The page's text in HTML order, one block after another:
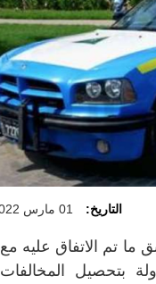
التاريخ: 01 مارس 2022
ما تم الاتفاق عليه مع
بتحصيل المخالفات